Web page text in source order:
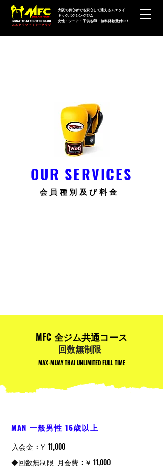
大阪で初心者でも安心して通えるムエタイ
キックボクシングジム
女性・シニア・子供もOK！無料体験受付中！
OUR SERVICES
会員種別及び料金
MFC 全ジム共通コース
回数無制限
MAX-MUAY THAI UNLIMITED FULL TIME
MAN 一般男性 16歳以上
入会金 : ￥ 11,000
​◆回数無制限 月会費 : ￥ 11,000